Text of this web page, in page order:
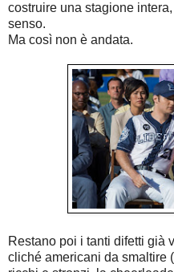
costruire una stagione
senso.
Ma così non è andata.
Restano poi i tanti difetti già
cliché americani da smaltire